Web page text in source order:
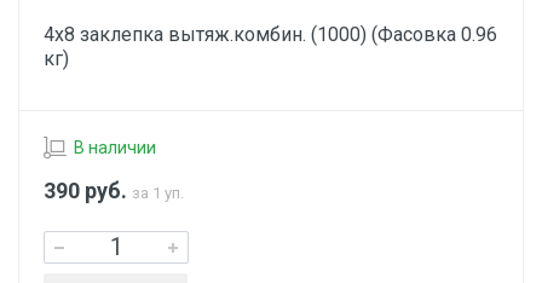
4х8 заклепка вытяж.комбин. (1000) (Фасовка 0.96
кг)
В наличии
390 руб. за 1 уп.